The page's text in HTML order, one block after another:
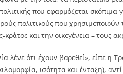
που εφαρμόζεται
πολιτικούς που
και την οικογένεια – τους
λένε ότι έχουν βαρεθεί», είπε η
ισότητα και ένταξη),